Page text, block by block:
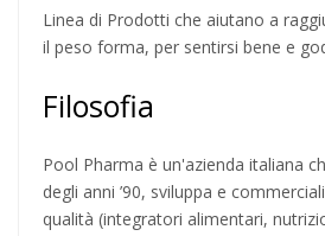
Linea di Prodotti che aiutano a
il peso forma, per sentirsi bene e
Filosofia
Pool Pharma è un'azienda italiana
degli anni ’90, sviluppa e
qualità (integratori alimentari,